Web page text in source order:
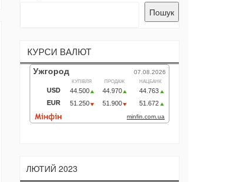
Пошук
КУРСИ ВАЛЮТ
ЛЮТИЙ 2023